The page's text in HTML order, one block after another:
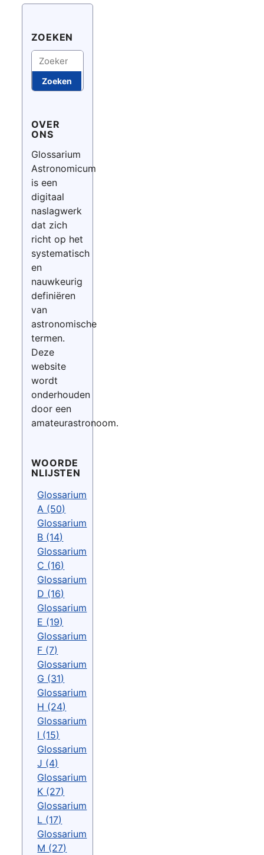
ZOEKEN
Zoeken
Zoeken
OVER
ONS
Glossarium
Astronomicum
is een
digitaal
naslagwerk
dat zich
richt op het
systematisch
en
nauwkeurig
definiëren
van
astronomische
termen.
Deze
website
wordt
onderhouden
door een
amateurastronoom.
WOORDE
NLIJSTEN
Glossarium
A (50)
Glossarium
B (14)
Glossarium
C (16)
Glossarium
D (16)
Glossarium
E (19)
Glossarium
F (7)
Glossarium
G (31)
Glossarium
H (24)
Glossarium
I (15)
Glossarium
J (4)
Glossarium
K (27)
Glossarium
L (17)
Glossarium
M (27)